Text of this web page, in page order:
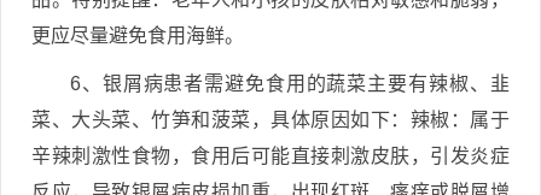
更应尽量避免食用海鲜。
6、银屑病患者需避免食用的蔬菜主要有辣椒、韭
菜、大头菜、竹笋和菠菜，具体原因如下：辣椒：属于
辛辣刺激性食物，食用后可能直接刺激皮肤，引发炎症